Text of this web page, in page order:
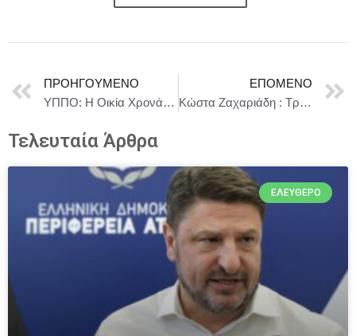
ΠΡΟΗΓΟΎΜΕΝΟ
ΥΠΠΟ: Η Οικία Χρονάκη καθίσταται πυρήνας πολιτισμού, στο ιστορικό κέντρο του Ηρακλείου
ΕΠΌΜΕΝΟ
Κώστα Ζαχαριάδη : Τραμπισμός υψηλών προδιαγραφών
Τελευταία Άρθρα
ΕΛΕΎΘΕΡΟ